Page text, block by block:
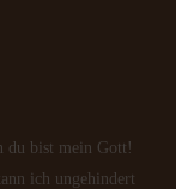
ich ungehindert